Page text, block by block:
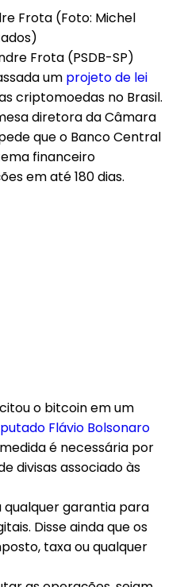
Frota (Foto: Michel
Frota (PSDB-SP)
um projeto de lei
criptomoedas no Brasil.
diretora da Câmara
que o Banco Central
financeiro
em até 180 dias.
o bitcoin em um
Flávio Bolsonaro
é necessária por
divisas associado às
qualquer garantia para
Disse ainda que os
taxa ou qualquer